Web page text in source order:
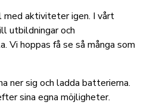
aktiviteter igen. I vårt
utbildningar och
Vi hoppas få se så många som
ner sig och ladda batterierna.
sina egna möjligheter.